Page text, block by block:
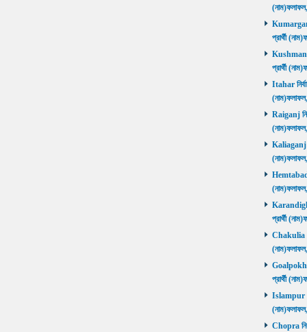
Kumarganj
প্রার্থী
প্রার্থী
Itahar
Raiganj
Kaliaganj
Hemtabad
Karandighi
প্রার্থী
Chakulia
প্রার্থী
Islampur
Chopra